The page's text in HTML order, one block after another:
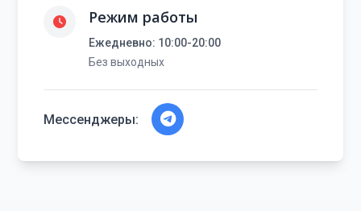
Режим работы
Ежедневно: 10:00-20:00
Без выходных
Мессенджеры: